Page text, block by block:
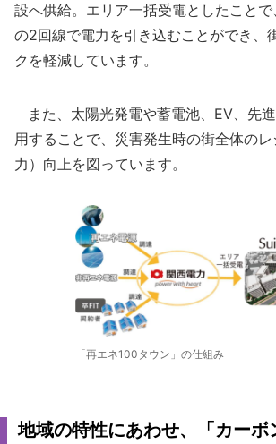
設へ供給。エリア一括受電としたこと
の2回線で電力を引き込むことができ、
クを軽減しています。
また、太陽光発電や蓄電池、EV、先
用することで、災害発生時の街全体の
力）向上を図っています。
「再エネ100タウン」の仕組み
地域の特性にあわせ、「カーボ